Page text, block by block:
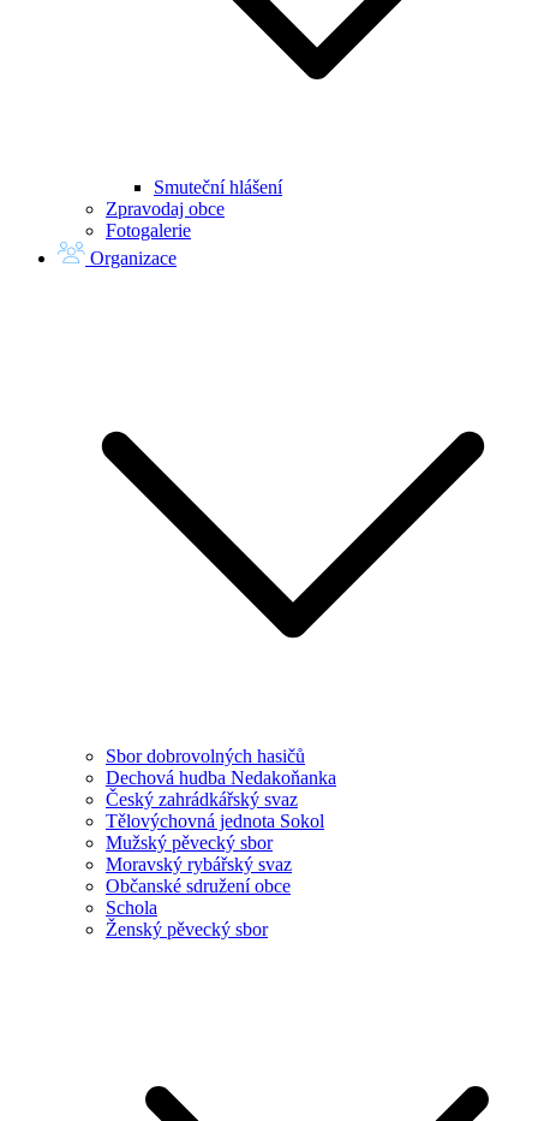
Smuteční hlášení
Zpravodaj obce
Fotogalerie
Organizace
Sbor dobrovolných hasičů
Dechová hudba Nedakoňanka
Český zahrádkářský svaz
Tělovýchovná jednota Sokol
Mužský pěvecký sbor
Moravský rybářský svaz
Občanské sdružení obce
Schola
Ženský pěvecký sbor